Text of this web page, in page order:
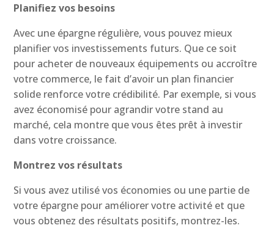
Planifiez vos besoins
Avec une épargne régulière, vous pouvez mieux
planifier vos investissements futurs. Que ce soit
pour acheter de nouveaux équipements ou accroître
votre commerce, le fait d’avoir un plan financier
solide renforce votre crédibilité. Par exemple, si vous
avez économisé pour agrandir votre stand au
marché, cela montre que vous êtes prêt à investir
dans votre croissance.
Montrez vos résultats
Si vous avez utilisé vos économies ou une partie de
votre épargne pour améliorer votre activité et que
vous obtenez des résultats positifs, montrez-les.